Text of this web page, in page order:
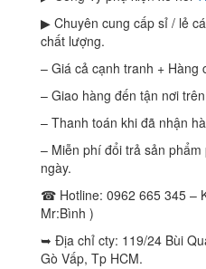
▶ Chuyên cung cấp sỉ / lẻ
chất lượng.
– Giá cả cạnh tranh + Hàng
– Giao hàng đến tận nơi
– Thanh toán khi đã nhận
– Miễn phí đổi trả sản
ngày.
☎ Hotline: 0962 665 345 –
Mr:Bình )
➥ Địa chỉ cty: 119/24 Bùi
Gò Vấp, Tp HCM.